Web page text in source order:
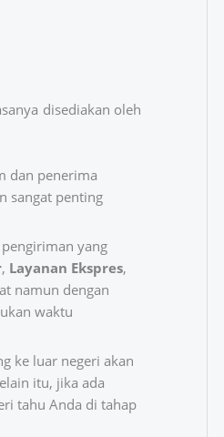
disediakan oleh
dan penerima
sangat penting
yang
, Layanan Ekspres,
namun dengan
waktu
ke luar negeri akan
itu, jika ada
tahu Anda di tahap